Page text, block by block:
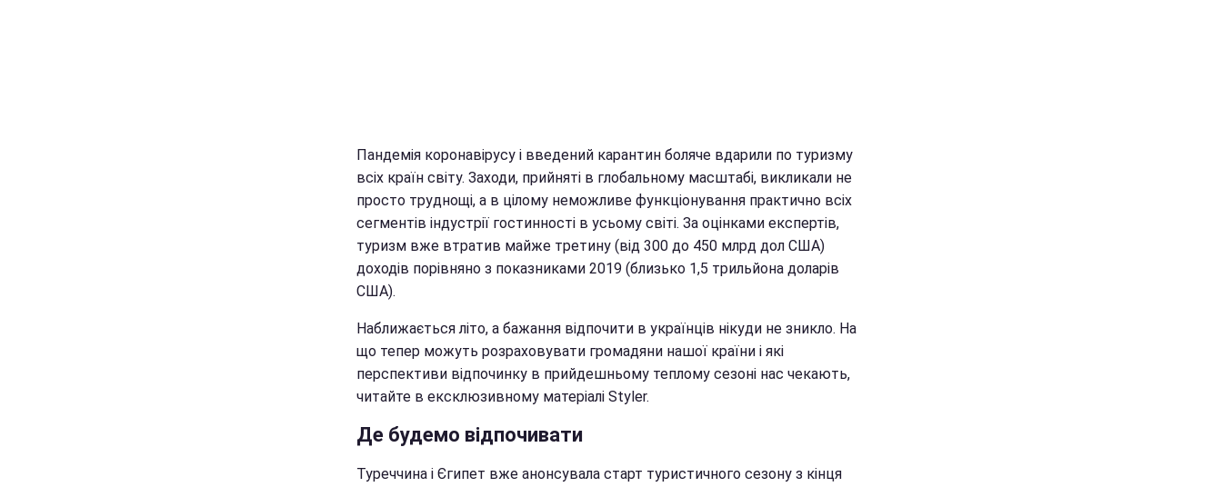
Пандемія коронавірусу і введений карантин боляче вдарили по туризму
всіх країн світу. Заходи, прийняті в глобальному масштабі, викликали не
просто труднощі, а в цілому неможливе функціонування практично всіх
сегментів індустрії гостинності в усьому світі. За оцінками експертів,
туризм вже втратив майже третину (від 300 до 450 млрд дол США)
доходів порівняно з показниками 2019 (близько 1,5 трильйона доларів
США).
Наближається літо, а бажання відпочити в українців нікуди не зникло. На
що тепер можуть розраховувати громадяни нашої країни і які
перспективи відпочинку в прийдешньому теплому сезоні нас чекають,
читайте в ексклюзивному матеріалі Styler.
Де будемо відпочивати
Туреччина і Єгипет вже анонсувала старт туристичного сезону з кінця